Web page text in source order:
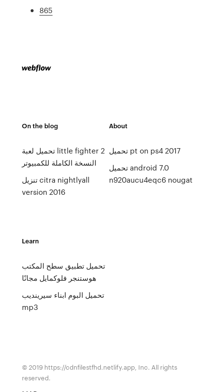
865
On the blog
تحميل لعبة little fighter 2
النسخة الكاملة للكمبيوتر
تنزيل citra nightlyall
version 2016
About
تحميل pt on ps4 2017
تحميل android 7.0
n920aucu4eqc6 nougat
Learn
تحميل تطبيق سطح المكتب
هوستنجر فلوكمايل مجانًا
تحميل البوم ابناء سيرينديب
mp3
© 2019 https://cdnfilestfhd.netlify.app, Inc. All rights
reserved.